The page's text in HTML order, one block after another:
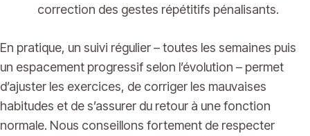
correction des gestes répétitifs pénalisants.
En pratique, un suivi régulier – toutes les semaines puis
un espacement progressif selon l’évolution – permet
d’ajuster les exercices, de corriger les mauvaises
habitudes et de s’assurer du retour à une fonction
normale. Nous conseillons fortement de respecter